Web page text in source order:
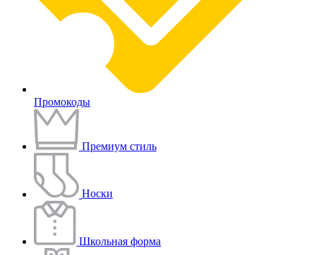
Промокоды
Премиум стиль
Носки
Школьная форма